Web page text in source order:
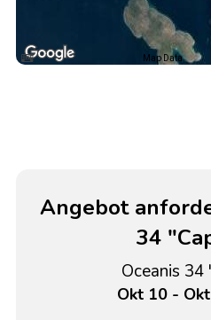
Map Data
Angebot
34
Oceanis 34
Okt 10 -